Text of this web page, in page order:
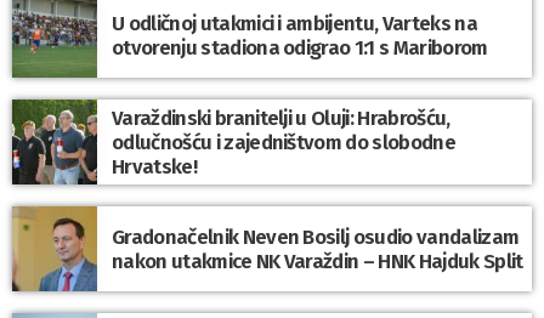
U odličnoj utakmici i ambijentu, Varteks na
otvorenju stadiona odigrao 1:1 s Mariborom
Varaždinski branitelji u Oluji: Hrabrošću,
odlučnošću i zajedništvom do slobodne
Hrvatske!
Gradonačelnik Neven Bosilj osudio vandalizam
nakon utakmice NK Varaždin – HNK Hajduk Split